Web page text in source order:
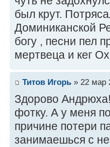
был крут.
Доминиканской
богу , песни пел
мертвеца и кег
Титов Игорь » 22 мар
Здорово
фотку. А у меня
причине потери
занимаешься с